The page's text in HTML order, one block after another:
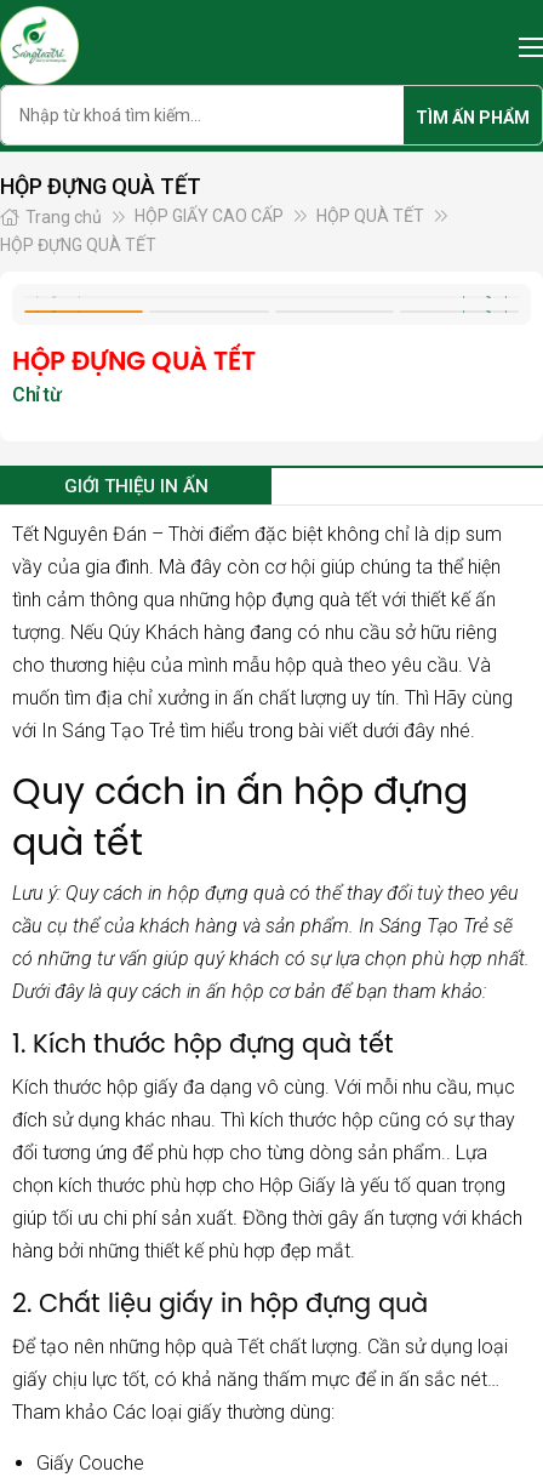
Skip
to
content
TÌM ẤN PHẨM
HỘP ĐỰNG QUÀ TẾT
Trang chủ HỘP GIẤY CAO CẤP
HỘP QUÀ TẾT
HỘP ĐỰNG QUÀ TẾT
HỘP ĐỰNG QUÀ TẾT
GIỚI THIỆU IN ẤN
Tết Nguyên Đán – Thời điểm đặc biệt không chỉ là dịp sum
vầy của gia đình. Mà đây còn cơ hội giúp chúng ta thể hiện
tình cảm thông qua những hộp đựng quà tết với thiết kế ấn
tượng. Nếu Qúy Khách hàng đang có nhu cầu sở hữu riêng
cho thương hiệu của mình mẫu hộp quà theo yêu cầu. Và
muốn tìm địa chỉ xưởng in ấn chất lượng uy tín. Thì Hãy cùng
với In Sáng Tạo Trẻ tìm hiểu trong bài viết dưới đây nhé.
Quy cách in ấn hộp đựng
quà tết
Lưu ý: Quy cách in hộp đựng quà có thể thay đổi tuỳ theo yêu
cầu cụ thể của khách hàng và sản phẩm. In Sáng Tạo Trẻ sẽ
có những tư vấn giúp quý khách có sự lựa chọn phù hợp nhất.
Dưới đây là quy cách in ấn hộp cơ bản để bạn tham khảo:
1. Kích thước hộp đựng quà tết
Kích thước hộp giấy đa dạng vô cùng. Với mỗi nhu cầu, mục
đích sử dụng khác nhau. Thì kích thước hộp cũng có sự thay
đổi tương ứng để phù hợp cho từng dòng sản phẩm.. Lựa
chọn kích thước phù hợp cho Hộp Giấy là yếu tố quan trọng
giúp tối ưu chi phí sản xuất. Đồng thời gây ấn tượng với khách
hàng bởi những thiết kế phù hợp đẹp mắt.
2. Chất liệu giấy in hộp đựng quà
Để tạo nên những hộp quà Tết chất lượng. Cần sử dụng loại
giấy chịu lực tốt, có khả năng thấm mực để in ấn sắc nét…
Tham khảo Các loại giấy thường dùng:
Giấy Couche